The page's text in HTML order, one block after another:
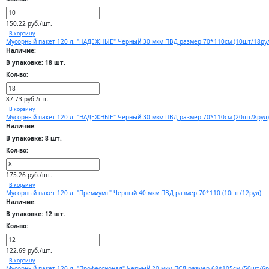
150.22 руб./шт.
В корзину
Мусорный пакет 120 л. "НАДЕЖНЫЕ" Черный 30 мкм ПВД размер 70*110см (10шт/
Наличие:
В упаковке: 18 шт.
Кол-во:
87.73 руб./шт.
В корзину
Мусорный пакет 120 л. "НАДЕЖНЫЕ" Черный 30 мкм ПВД размер 70*110см (20шт/8рул)
Наличие:
В упаковке: 8 шт.
Кол-во:
175.26 руб./шт.
В корзину
Мусорный пакет 120 л. "Премиум+" Черный 40 мкм ПВД размер 70*110 (10шт/12рул)
Наличие:
В упаковке: 12 шт.
Кол-во:
122.69 руб./шт.
В корзину